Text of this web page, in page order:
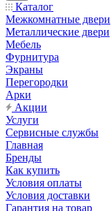
Каталог
Межкомнатные двери
Металлические двери
Мебель
Фурнитура
Экраны
Перегородки
Арки
Акции
Услуги
Сервисные службы
Главная
Бренды
Как купить
Условия оплаты
Условия доставки
Гарантия на товар